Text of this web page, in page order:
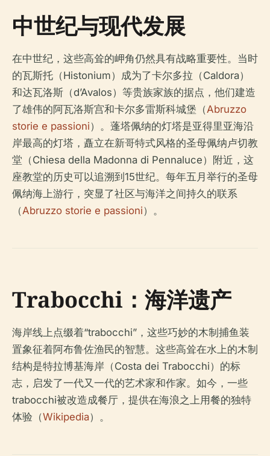
中世纪与现代发展
在中世纪，这些高耸的岬角仍然具有战略重要性。当时
的瓦斯托（Histonium）成为了卡尔多拉（Caldora）
和达瓦洛斯（d’Avalos）等贵族家族的据点，他们建造
了雄伟的阿瓦洛斯宫和卡尔多雷斯科城堡（Abruzzo
storie e passioni）。蓬塔佩纳的灯塔是亚得里亚海沿
岸最高的灯塔，矗立在新哥特式风格的圣母佩纳卢切教
堂（Chiesa della Madonna di Pennaluce）附近，这
座教堂的历史可以追溯到15世纪。每年五月举行的圣母
佩纳海上游行，突显了社区与海洋之间持久的联系
（Abruzzo storie e passioni）。
Trabocchi：海洋遗产
海岸线上点缀着“trabocchi”，这些巧妙的木制捕鱼装
置象征着阿布鲁佐渔民的智慧。这些高耸在水上的木制
结构是特拉博基海岸（Costa dei Trabocchi）的标
志，启发了一代又一代的艺术家和作家。如今，一些
trabocchi被改造成餐厅，提供在海浪之上用餐的独特
体验（Wikipedia）。